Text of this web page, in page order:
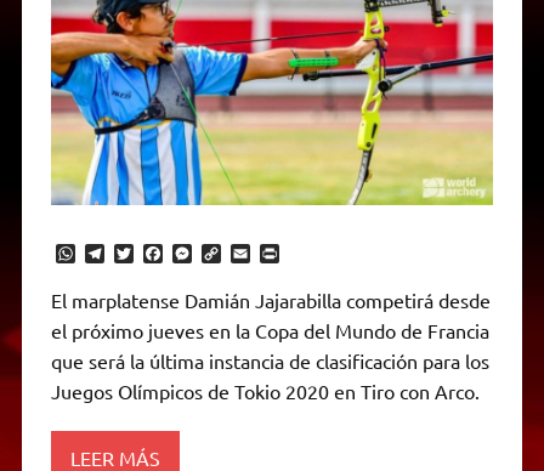
W
t
s
A
p
p
T
e
g
a
m
T
i
t
t
e
r
F
e
b
o
o
k
M
s
s
e
g
e
C
p
y
L
n
k
E
l
P
n
t
F
r
i
El marplatense Damián Jajarabilla competirá desde
el próximo jueves en la Copa del Mundo de Francia
que será la última instancia de clasificación para los
Juegos Olímpicos de Tokio 2020 en Tiro con Arco.
LEER MÁS